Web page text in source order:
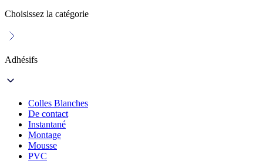
Choisissez la catégorie
Adhésifs
Colles Blanches
De contact
Instantané
Montage
Mousse
PVC